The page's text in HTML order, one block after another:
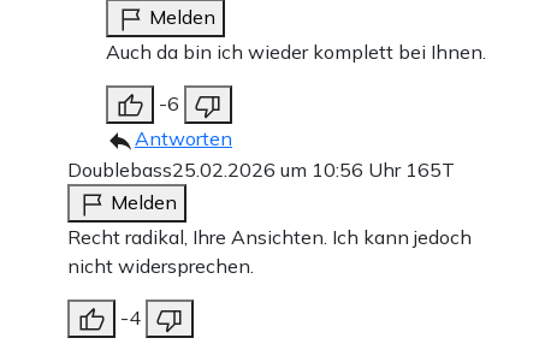
Melden
Auch da bin ich wieder komplett bei Ihnen.
-6
Antworten
Doublebass25.02.2026 um 10:56 Uhr 165T
Melden
Recht radikal, Ihre Ansichten. Ich kann jedoch
nicht widersprechen.
-4